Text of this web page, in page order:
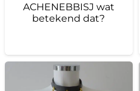
ACHENEBBISJ wat
betekend dat?